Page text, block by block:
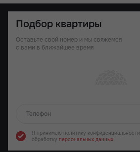
Подбор квартиры
Оставьте свой номер и мы свяжемся
с вами в ближайшее время
Я принимаю политику конфиденциальности
обработку персональных данных